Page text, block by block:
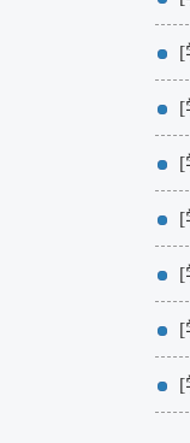
[
[
[
[
[
[
[